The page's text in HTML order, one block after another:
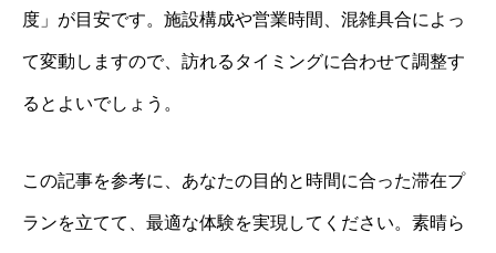
度」が目安です。施設構成や営業時間、混雑具合によっ
て変動しますので、訪れるタイミングに合わせて調整す
るとよいでしょう。
この記事を参考に、あなたの目的と時間に合った滞在プ
ランを立てて、最適な体験を実現してください。素晴ら